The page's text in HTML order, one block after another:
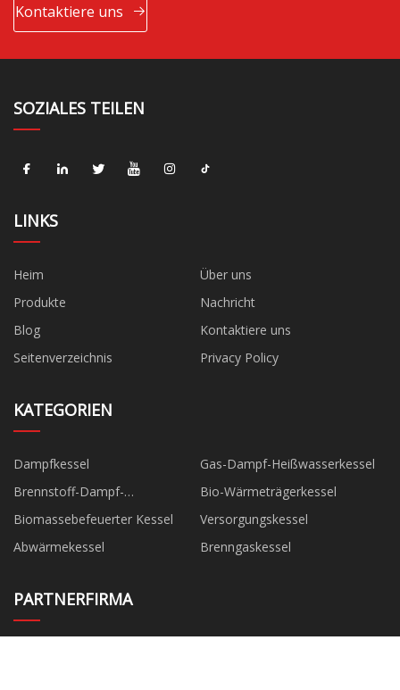
Kontaktiere uns
SOZIALES TEILEN
LINKS
Heim
Über uns
Produkte
Nachricht
Blog
Kontaktiere uns
Seitenverzeichnis
Privacy Policy
KATEGORIEN
Dampfkessel
Gas-Dampf-Heißwasserkessel
Brennstoff-Dampf-
Heißwasserkessel
Bio-Wärmeträgerkessel
Biomassebefeuerter Kessel
Versorgungskessel
Abwärmekessel
Brenngaskessel
PARTNERFIRMA